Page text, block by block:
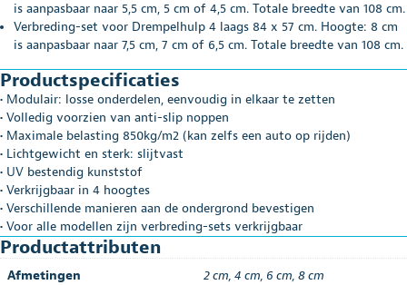
is aanpasbaar naar 5,5 cm, 5 cm of 4,5 cm. Totale breedte van 108 cm.
Verbreding-set voor Drempelhulp 4 laags 84 x 57 cm. Hoogte: 8 cm
is aanpasbaar naar 7,5 cm, 7 cm of 6,5 cm. Totale breedte van 108 cm.
Productspecificaties
• Modulair: losse onderdelen, eenvoudig in elkaar te zetten
• Volledig voorzien van anti-slip noppen
• Maximale belasting 850kg/m2 (kan zelfs een auto op rijden)
• Lichtgewicht en sterk: slijtvast
• UV bestendig kunststof
• Verkrijgbaar in 4 hoogtes
• Verschillende manieren aan de ondergrond bevestigen
• Voor alle modellen zijn verbreding-sets verkrijgbaar
Productattributen
Afmetingen 2 cm, 4 cm, 6 cm, 8 cm